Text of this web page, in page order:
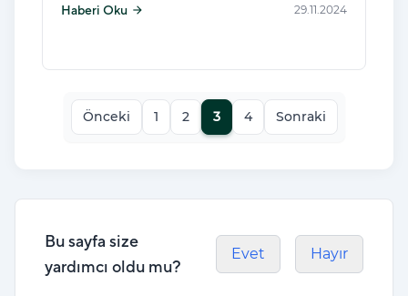
Haberi Oku arrow_forward 29.11.2024
Önceki 1 2 3 4 Sonraki
Bu sayfa size
yardımcı oldu mu?
Evet Hayır